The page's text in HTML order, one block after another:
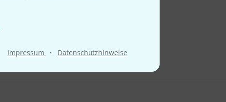
Impressum · Datenschutzhinweise